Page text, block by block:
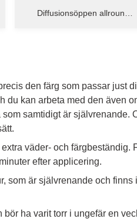
Diffusionsöppen allround
den färg som passar just
du kan arbeta med den även
samtidigt är självrenande.
väder- och färgbeständig.
efter applicering.
som är självrenande och
ha varit torr i ungefär en